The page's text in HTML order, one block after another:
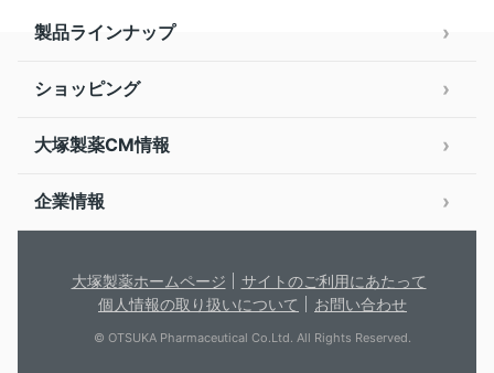
製品ラインナップ
ショッピング
大塚製薬CM情報
企業情報
大塚製薬ホームページ
サイトのご利用にあたって
個人情報の取り扱いについて
お問い合わせ
© OTSUKA Pharmaceutical Co.Ltd. All Rights Reserved.